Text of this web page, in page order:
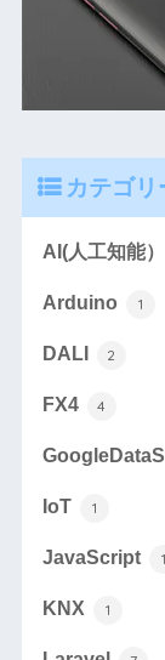
カテゴリ
AI(人工知能）
Arduino 1
DALI 2
FX4 4
IoT 1
JavaScript 1
KNX 1